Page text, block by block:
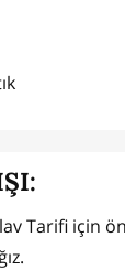
Tarifi için